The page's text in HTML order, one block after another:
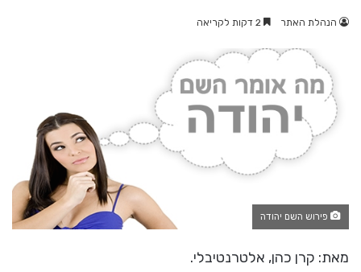
הנהלת האתר
פירוש השם יהודה
מאת: קרן כהן, אלטרנטיבלי.